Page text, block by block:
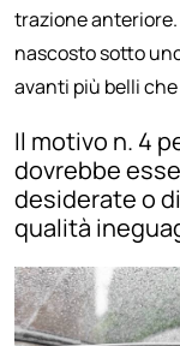
trazione
nascosto sotto
avanti più belli
Il motivo n. 4
dovrebbe
desiderate o
qualità